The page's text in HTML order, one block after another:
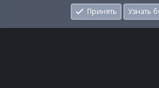
Принять
Узнать